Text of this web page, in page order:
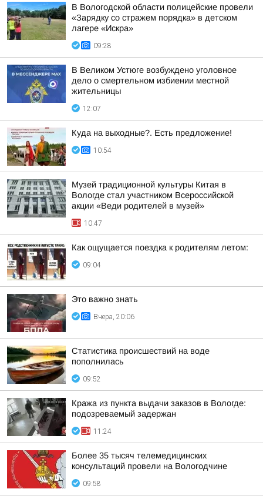
В Вологодской области полицейские провели
«Зарядку со стражем порядка» в детском
лагере «Искра»
09:28
В Великом Устюге возбуждено уголовное
дело о смертельном избиении местной
жительницы
12:07
Куда на выходные?. Есть предложение!
10:54
Музей традиционной культуры Китая в
Вологде стал участником Всероссийской
акции «Веди родителей в музей»
10:47
Как ощущается поездка к родителям летом:
09:04
Это важно знать
Вчера, 20:06
Статистика происшествий на воде
пополнилась
09:52
Кража из пункта выдачи заказов в Вологде:
подозреваемый задержан
11:24
Более 35 тысяч телемедицинских
консультаций провели на Вологодчине
09:58